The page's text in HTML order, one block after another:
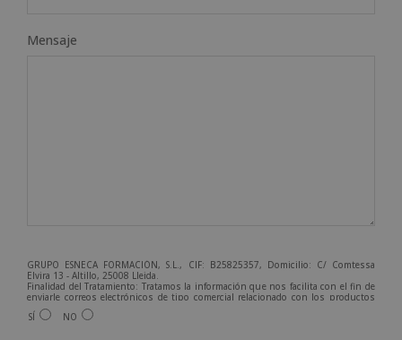
Mensaje
GRUPO ESNECA FORMACIÓN, S.L., CIF: B25825357, Domicilio: C/ Comtessa
Elvira 13 - Altillo, 25008 Lleida.
Finalidad del Tratamiento: Tratamos la información que nos facilita con el fin de
enviarle correos electrónicos de tipo comercial relacionado con los productos
ofrecidos y otros tipo de productos que fueran de su interés.
Legitimación del tratamiento: Consentimiento del interesado.
SÍ NO